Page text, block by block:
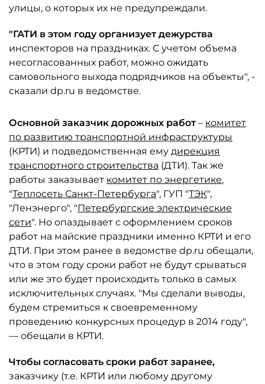
улицы, о которых их не предупреждали.
"ГАТИ в этом году организует дежурства
инспекторов на праздниках. С учетом объема
несогласованных работ, можно ожидать
самовольного выхода подрядчиков на объекты", -
сказали dp.ru в ведомстве.
Основной заказчик дорожных работ– комитет
по развитию транспортной инфраструктуры
(КРТИ) и подведомственная ему дирекция
транспортного строительства (ДТИ). Так же
работы заказывает комитет по энергетике,
"Теплосеть Санкт-Петербурга", ГУП "ТЭК",
"Ленэнерго", "Петербургские электрические
сети". Но опаздывает с оформлением сроков
работ на майские праздники именно КРТИ и его
ДТИ. При этом ранее в ведомстве dp.ru обещали,
что в этом году сроки работ не будут срываться
или же это будет происходить только в самых
исключительных случаях. "Мы сделали выводы,
будем стремиться к своевременному
проведению конкурсных процедур в 2014 году",
— обещали в КРТИ.
Чтобы согласовать сроки работ заранее,
заказчику (т.е. КРТИ или любому другому